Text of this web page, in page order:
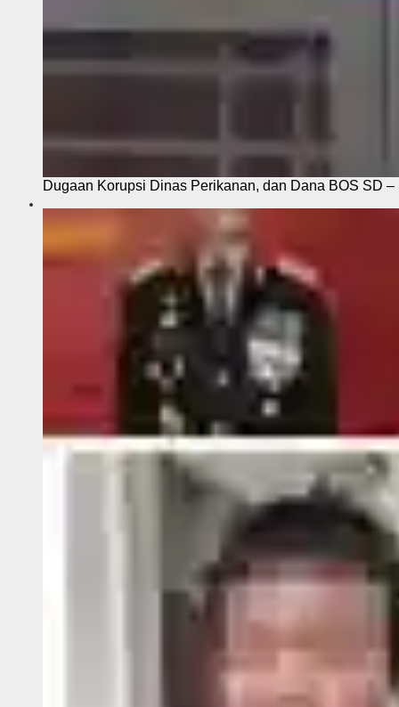
Dugaan Korupsi Dinas Perikanan, dan Dana BOS SD